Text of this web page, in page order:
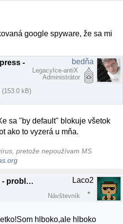
google spyware, že sa mi
bedňa
LegacyIce-antiX
Administrátor
(153.0 kB)
sa "by default" blokuje všetok
ako to vyzerá u mňa.
pretože nepoužívam MS
RE: LibreOffice Impress - problém po prenesení na druhý komp Laco2
Návštevník
hlboko,ale hlboko